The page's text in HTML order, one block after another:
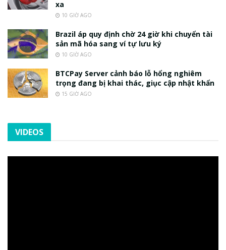
xa
10 GIỜ AGO
Brazil áp quy định chờ 24 giờ khi chuyển tài
sản mã hóa sang ví tự lưu ký
10 GIỜ AGO
BTCPay Server cảnh báo lỗ hổng nghiêm
trọng đang bị khai thác, giục cập nhật khẩn
15 GIỜ AGO
VIDEOS